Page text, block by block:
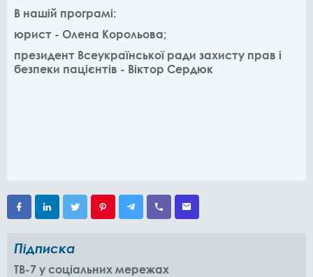
В нашій програмі:
юрист - Олена Корольова;
президент Всеукраїнської ради захисту прав і
безпеки пацієнтів - Віктор Сердюк
Підписка
TB-7 у соціальних мережах